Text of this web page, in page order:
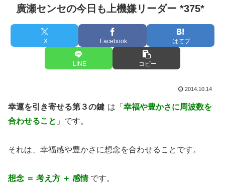
廣瀬センセの今日も上機嫌リーダー *375*
X Facebook はてブ
LINE コピー
2014.10.14
幸運を引き寄せる第３の鍵 は「 幸福や豊かさに周波数を
合わせること 」です。
それは、幸福感や豊かさに想念を合わせることです。
想念 ＝ 考え方 ＋ 感情 です。